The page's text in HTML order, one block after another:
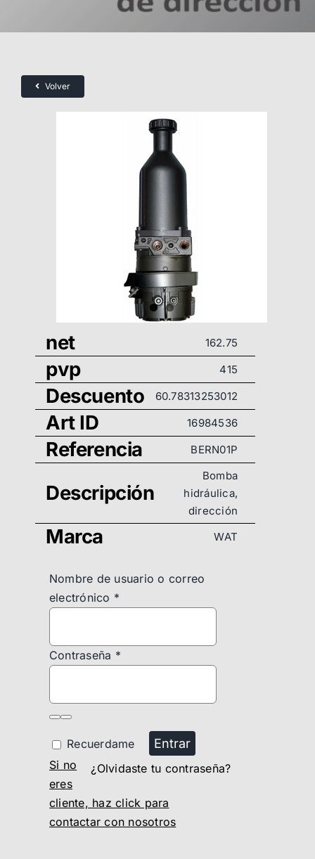
Volver
net 162.75
pvp 415
Descuento 60.78313253012
Art ID 16984536
Referencia BERN01P
Descripción
Bomba
hidráulica,
dirección
Marca WAT
Nombre de usuario o correo
electrónico *
Contraseña *
Recuerdame Entrar
¿Olvidaste tu contraseña?
Si no
eres
cliente, haz click para
contactar con nosotros